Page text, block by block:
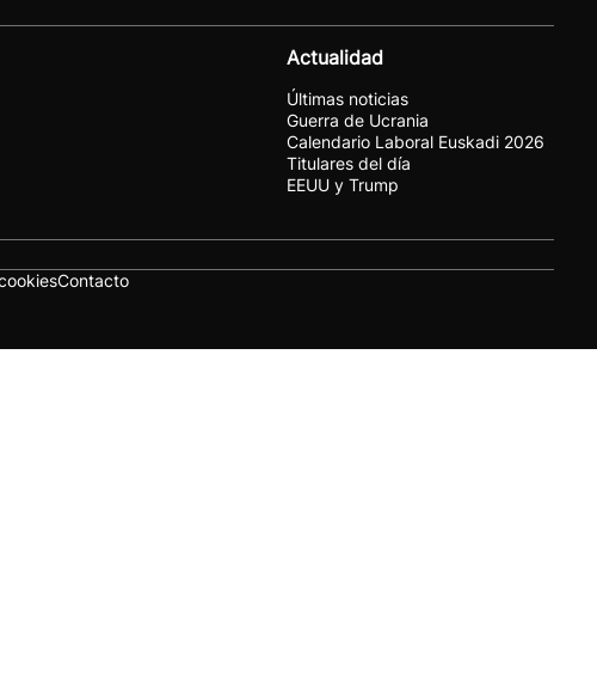
Actualidad
Últimas noticias
Guerra de Ucrania
Calendario Laboral Euskadi 2026
Titulares del día
EEUU y Trump
Contacto